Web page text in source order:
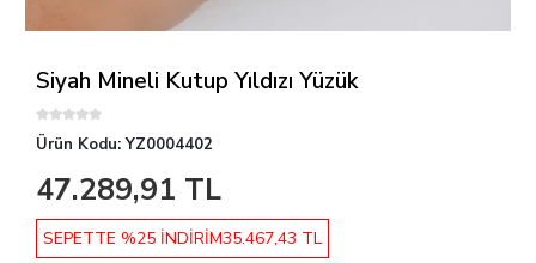
Siyah Mineli Kutup Yıldızı Yüzük
Ürün Kodu:YZ0004402
47.289,91 TL
SEPETTE %25 İNDİRİM35.467,43 TL